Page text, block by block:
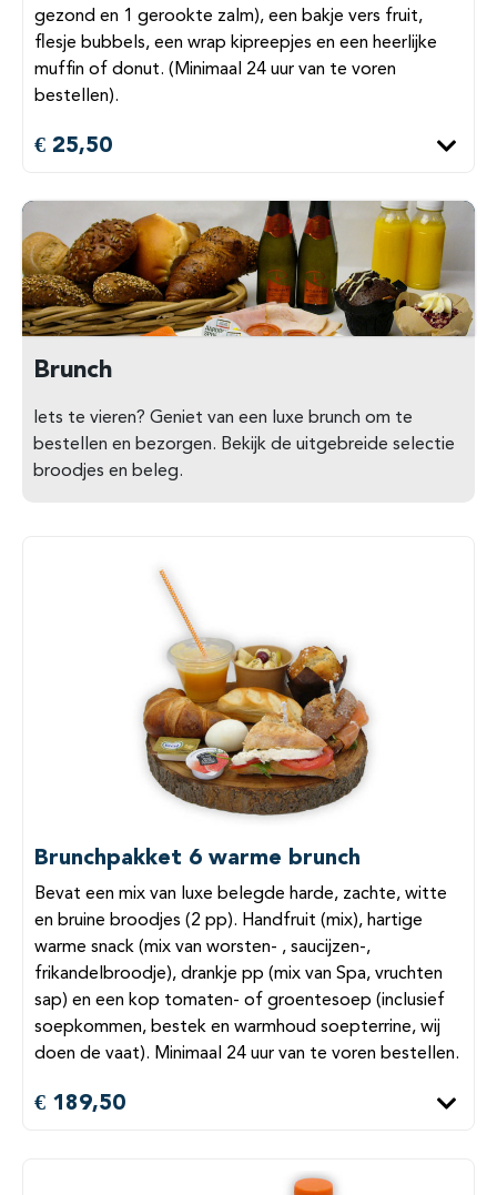
gezond en 1 gerookte zalm), een bakje vers fruit,
flesje bubbels, een wrap kipreepjes en een heerlijke
muffin of donut. (Minimaal 24 uur van te voren
bestellen).
€ 25,50
Brunch
Iets te vieren? Geniet van een luxe brunch om te
bestellen en bezorgen. Bekijk de uitgebreide selectie
broodjes en beleg.
Brunchpakket 6 warme brunch
Bevat een mix van luxe belegde harde, zachte, witte
en bruine broodjes (2 pp). Handfruit (mix), hartige
warme snack (mix van worsten- , saucijzen-,
frikandelbroodje), drankje pp (mix van Spa, vruchten
sap) en een kop tomaten- of groentesoep (inclusief
soepkommen, bestek en warmhoud soepterrine, wij
doen de vaat). Minimaal 24 uur van te voren bestellen.
€ 189,50